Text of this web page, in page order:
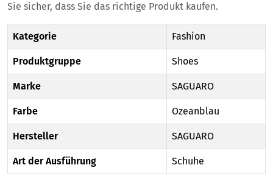
Sie sicher, dass Sie das richtige Produkt kaufen.
Kategorie Fashion
Produktgruppe Shoes
Marke SAGUARO
Farbe Ozeanblau
Hersteller SAGUARO
Art der Ausführung Schuhe